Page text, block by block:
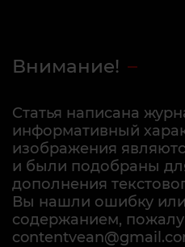
Внимание!
Статья написана
информативный
изображения
и были подобраны
дополнения
Вы нашли ошибку или
содержанием,